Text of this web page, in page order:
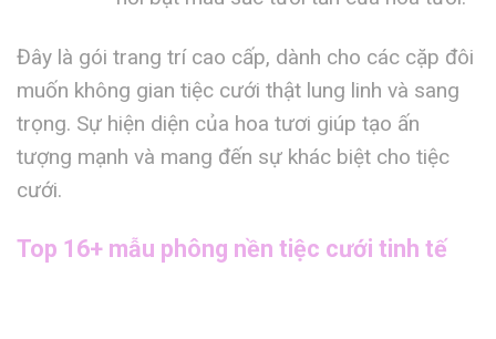
Đây là gói trang trí cao cấp, dành cho các cặp đôi
muốn không gian tiệc cưới thật lung linh và sang
trọng. Sự hiện diện của hoa tươi giúp tạo ấn
tượng mạnh và mang đến sự khác biệt cho tiệc
cưới.
Top 16+ mẫu phông nền tiệc cưới tinh tế